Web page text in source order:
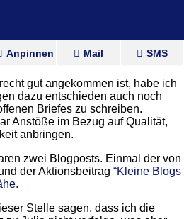
Anpinnen Mail SMS
gut angekommen ist, habe ich
dazu entschieden auch noch
Briefes zu schreiben.
Anstöße im Bezug auf Qualität,
anbringen.
zwei Blogposts. Einmal der von
der Aktionsbeitrag “Kleine Blogs
Stelle sagen, dass ich die